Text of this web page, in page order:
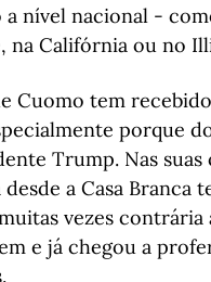
a nível nacional -
na Califórnia ou no
Cuomo tem
porque
Trump. Nas
a Casa Branca
vezes contrária
e já chegou a